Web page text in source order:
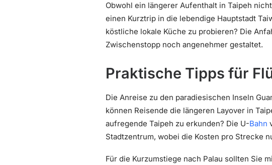
Obwohl ein längerer Aufenthalt in Taipeh
einen Kurztrip in die lebendige Hauptstadt
köstliche lokale Küche zu probieren? Die
Zwischenstopp noch angenehmer gestaltet.
Praktische Tipps für
Die Anreise zu den paradiesischen Inseln
können Reisende die längeren Layover in
aufregende Taipeh zu erkunden? Die U-Bahn
Stadtzentrum, wobei die Kosten pro Strecke
Für die Kurzumstiege nach Palau sollten Sie